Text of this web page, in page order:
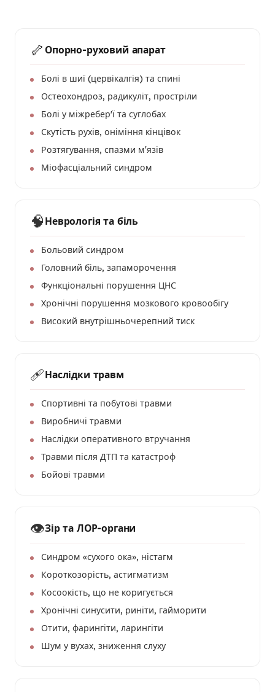
🦴 Опорно-руховий апарат
Болі в шиї (цервікалгія) та спині
Остеохондроз, радикуліт, простріли
Болі у міжребер'ї та суглобах
Скутість рухів, оніміння кінцівок
Розтягування, спазми мʼязів
Міофасціальний синдром
🧠 Неврологія та біль
Больовий синдром
Головний біль, запаморочення
Функціональні порушення ЦНС
Хронічні порушення мозкового кровообігу
Високий внутрішньочерепний тиск
🩹Наслідки травм
Спортивні та побутові травми
Виробничі травми
Наслідки оперативного втручання
Травми після ДТП та катастроф
Бойові травми
👁️Зір та ЛОР-органи
Синдром «сухого ока», ністагм
Короткозорість, астигматизм
Косоокість, що не коригується
Хронічні синусити, риніти, гайморити
Отити, фарингіти, ларингіти
Шум у вухах, зниження слуху